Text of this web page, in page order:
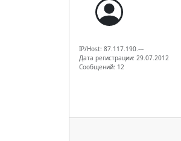
IP/Host: 87.117.190.---
Дата регистрации: 29.07.2012
Сообщений: 12